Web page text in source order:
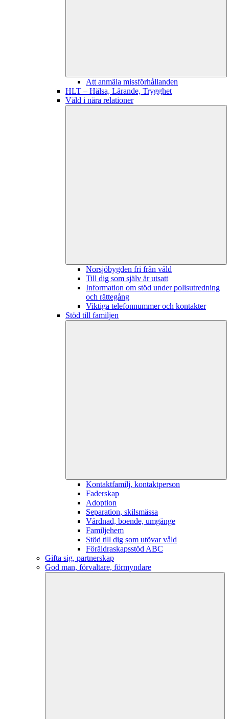
Att anmäla missförhållanden
HLT – Hälsa, Lärande, Trygghet
Våld i nära relationer
Norsjöbygden fri från våld
Till dig som själv är utsatt
Information om stöd under polisutredning
och rättegång
Viktiga telefonnummer och kontakter
Stöd till familjen
Kontaktfamilj, kontaktperson
Faderskap
Adoption
Separation, skilsmässa
Vårdnad, boende, umgänge
Familjehem
Stöd till dig som utövar våld
Föräldraskapsstöd ABC
Gifta sig, partnerskap
God man, förvaltare, förmyndare